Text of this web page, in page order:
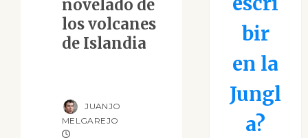
novelado de
los volcanes
de Islandia
JUANJO
MELGAREJO
bir
en la
Jungl
a?